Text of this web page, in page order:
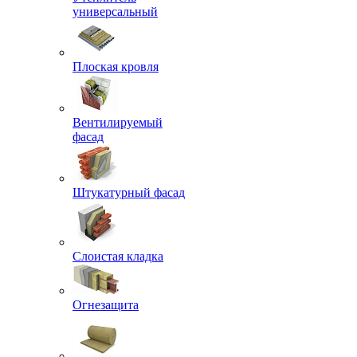
универсальный
Плоская кровля
Вентилируемый
фасад
Штукатурный фасад
Слоистая кладка
Огнезащита